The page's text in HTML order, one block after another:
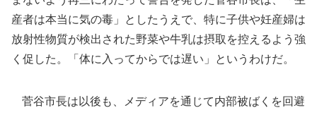
産者は本当に気の毒」としたうえで、特に子供や妊産婦は
放射性物質が検出された野菜や牛乳は摂取を控えるよう強
く促した。「体に入ってからでは遅い」というわけだ。
菅谷市長は以後も、メディアを通じて内部被ばくを回避